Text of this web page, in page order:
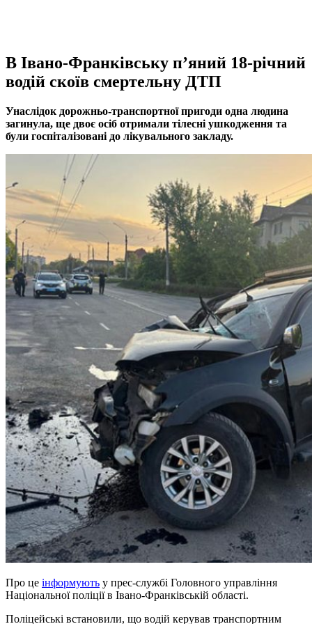
В Івано-Франківську п’яний 18-річний
водій скоїв смертельну ДТП
Унаслідок дорожньо-транспортної пригоди одна людина
загинула, ще двоє осіб отримали тілесні ушкодження та
були госпіталізовані до лікувального закладу.
Про це інформують у прес-службі Головного управління
Національної поліції в Івано-Франківській області.
Поліцейські встановили, що водій керував транспортним